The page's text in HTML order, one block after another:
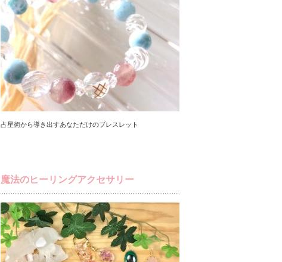
占星術から導き出すあなただけのブレスレット
魔法のヒーリングアクセサリー